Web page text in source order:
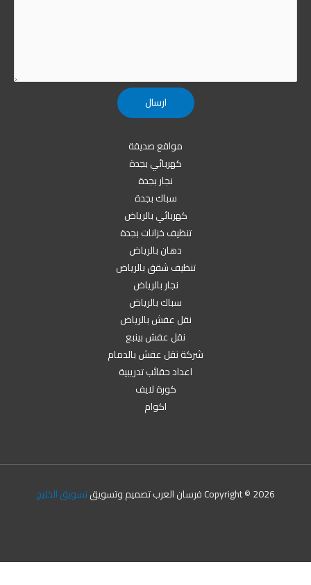
مواقع صديقة
كهربائي بجدة
نجار بجدة
سباك بجدة
كهربائي بالرياض
تنظيف خزانات بجدة
دهان بالرياض
تنظيف شقق بالرياض
نجار بالرياض
سباك بالرياض
نقل عفش بالرياض
نقل عفش بينبع
شركة نقل عفش بالدمام
اعداد حقائب تدريبية
كورة لايف
Copyright © 2026 فرسان العرب تصميم وتسويق تسويق الخليج